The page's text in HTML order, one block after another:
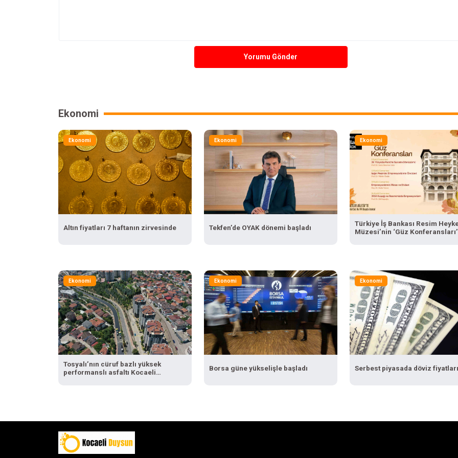
Yorumu Gönder
Ekonomi
Ekonomi
Altın fiyatları 7 haftanın zirvesinde
Ekonomi
Tekfen’de OYAK dönemi başladı
Ekonomi
Türkiye İş Bankası Resim
Müzesi’nin ‘Güz
Ekonomi
Tosyalı’nın cüruf bazlı yüksek
performanslı asfaltı Kocaeli
Ekonomi
Borsa güne yükselişle başladı
Ekonomi
Serbest piyasada döviz fiyatları